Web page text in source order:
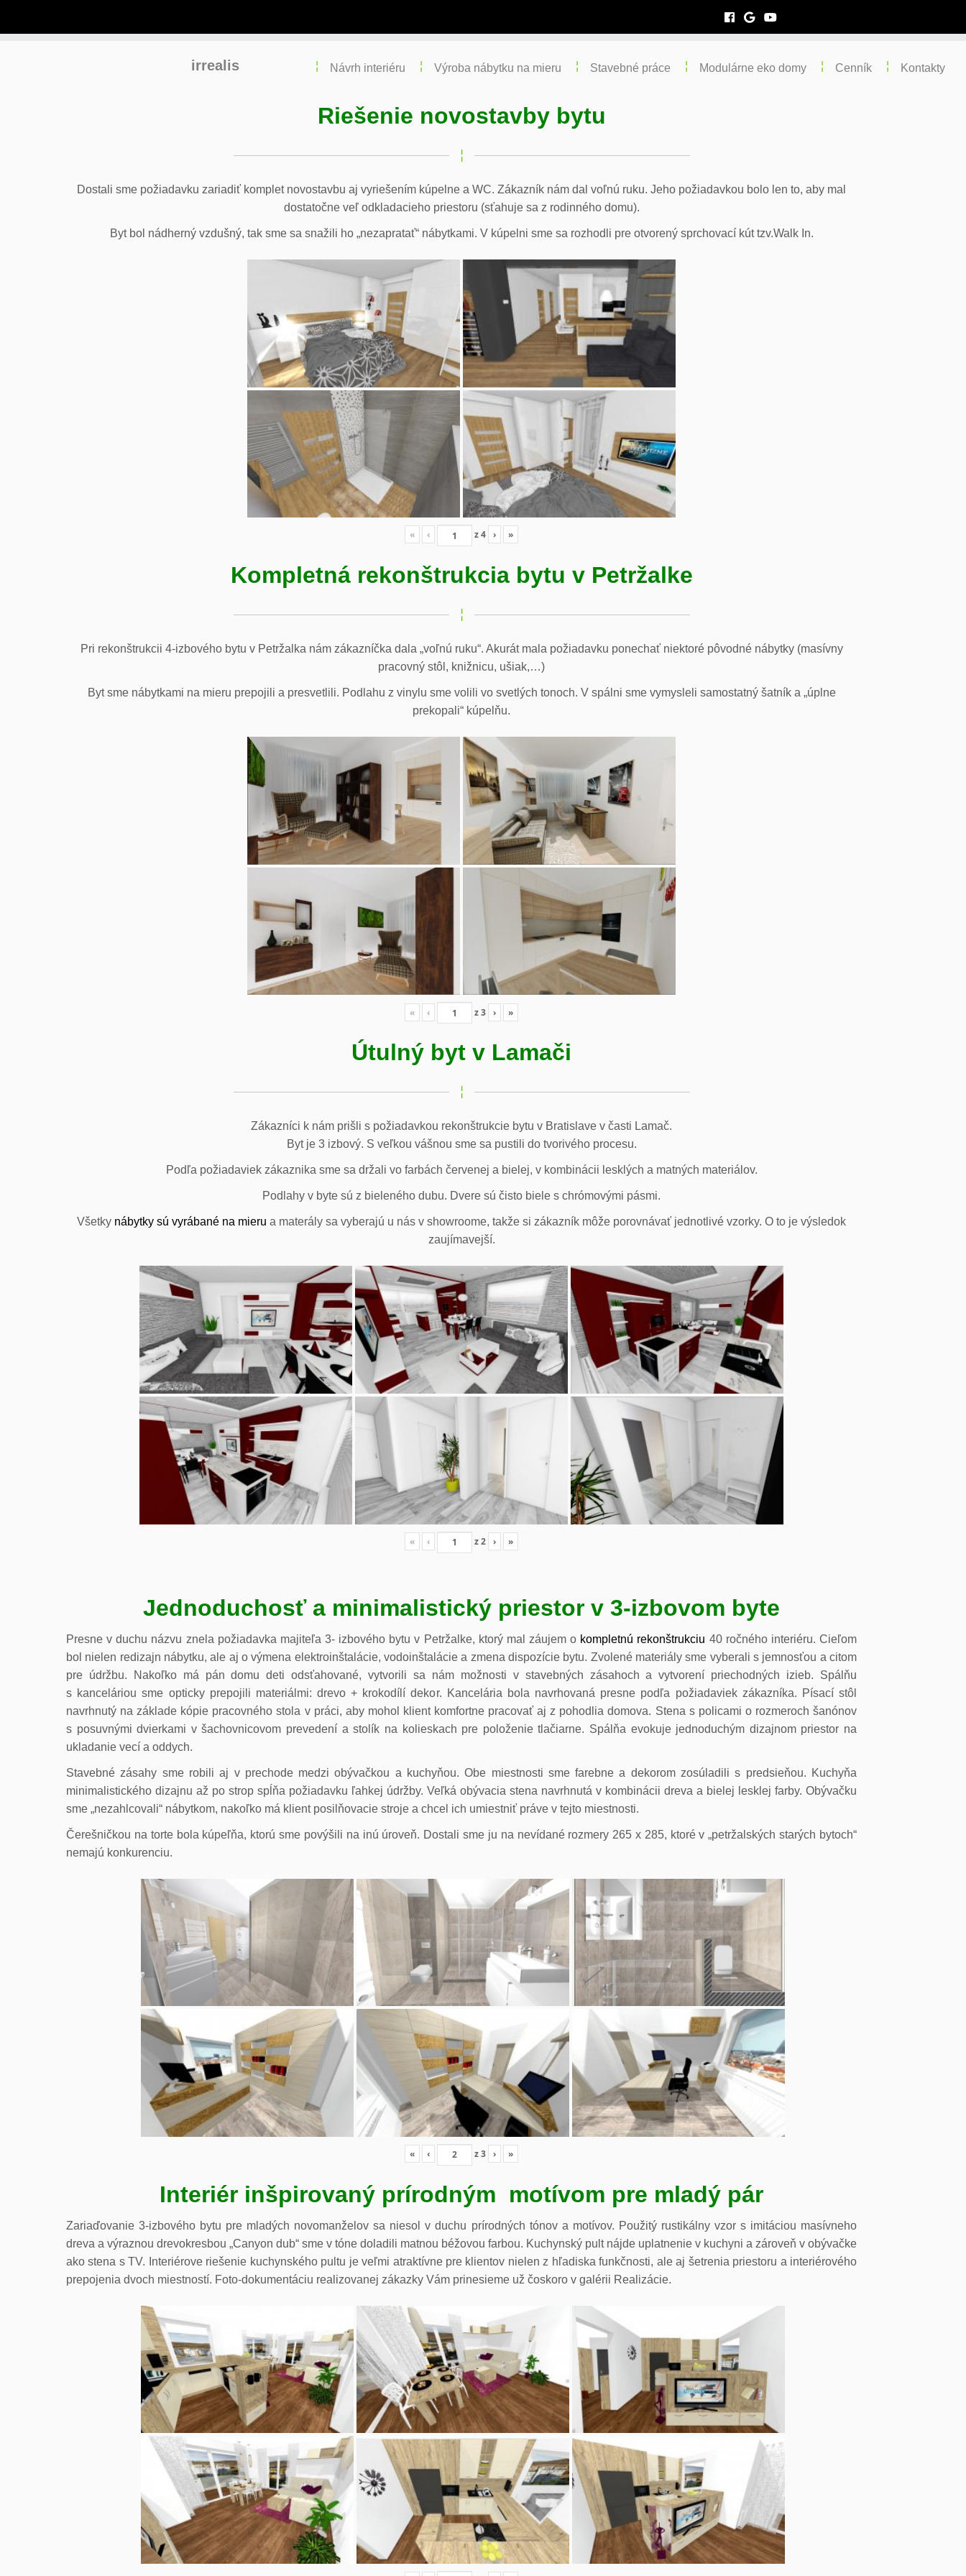
irrealis Návrh interiéru Výroba nábytku na mieru Stavebné práce Modulárne eko domy Cenník Kontakty
Riešenie novostavby bytu
Dostali sme požiadavku zariadiť komplet novostavbu aj vyriešením kúpelne a WC. Zákazník nám dal voľnú ruku. Jeho požiadavkou bolo len to, aby mal
dostatočne veľ odkladacieho priestoru (sťahuje sa z rodinného domu).
Byt bol nádherný vzdušný, tak sme sa snažili ho „nezapratať“ nábytkami. V kúpelni sme sa rozhodli pre otvorený sprchovací kút tzv.Walk In.
« ‹ z4 › »
Kompletná rekonštrukcia bytu v Petržalke
Pri rekonštrukcii 4-izbového bytu v Petržalka nám zákazníčka dala „voľnú ruku“. Akurát mala požiadavku ponechať niektoré pôvodné nábytky (masívny
pracovný stôl, knižnicu, ušiak,…)
Byt sme nábytkami na mieru prepojili a presvetlili. Podlahu z vinylu sme volili vo svetlých tonoch. V spálni sme vymysleli samostatný šatník a „úplne
prekopali“ kúpelňu.
« ‹ z3 › »
Útulný byt v Lamači
Zákazníci k nám prišli s požiadavkou rekonštrukcie bytu v Bratislave v časti Lamač.
Byt je 3 izbový. S veľkou vášnou sme sa pustili do tvorivého procesu.
Podľa požiadaviek zákaznika sme sa držali vo farbách červenej a bielej, v kombinácii lesklých a matných materiálov.
Podlahy v byte sú z bieleného dubu. Dvere sú čisto biele s chrómovými pásmi.
Všetky nábytky sú vyrábané na mieru a materály sa vyberajú u nás v showroome, takže si zákazník môže porovnávať jednotlivé vzorky. O to je výsledok
zaujímavejší.
« ‹ z2 › »
Jednoduchosť a minimalistický priestor v 3-izbovom byte
Presne v duchu názvu znela požiadavka majiteľa 3- izbového bytu v Petržalke, ktorý mal záujem o kompletnú rekonštrukciu 40 ročného interiéru. Cieľom
bol nielen redizajn nábytku, ale aj o výmena elektroinštalácie, vodoinštalácie a zmena dispozície bytu. Zvolené materiály sme vyberali s jemnosťou a citom
pre údržbu. Nakoľko má pán domu deti odsťahované, vytvorili sa nám možnosti v stavebných zásahoch a vytvorení priechodných izieb. Spálňu
s kanceláriou sme opticky prepojili materiálmi: drevo + krokodílí dekor. Kancelária bola navrhovaná presne podľa požiadaviek zákazníka. Písací stôl
navrhnutý na základe kópie pracovného stola v práci, aby mohol klient komfortne pracovať aj z pohodlia domova. Stena s policami o rozmeroch šanónov
s posuvnými dvierkami v šachovnicovom prevedení a stolík na kolieskach pre položenie tlačiarne. Spálňa evokuje jednoduchým dizajnom priestor na
ukladanie vecí a oddych.
Stavebné zásahy sme robili aj v prechode medzi obývačkou a kuchyňou. Obe miestnosti sme farebne a dekorom zosúladili s predsieňou. Kuchyňa
minimalistického dizajnu až po strop spĺňa požiadavku ľahkej údržby. Veľká obývacia stena navrhnutá v kombinácii dreva a bielej lesklej farby. Obývačku
sme „nezahlcovali“ nábytkom, nakoľko má klient posilňovacie stroje a chcel ich umiestniť práve v tejto miestnosti.
Čerešničkou na torte bola kúpeľňa, ktorú sme povýšili na inú úroveň. Dostali sme ju na nevídané rozmery 265 x 285, ktoré v „petržalských starých bytoch“
nemajú konkurenciu.
« ‹ z3 › »
Interiér inšpirovaný prírodným motívom pre mladý pár
Zariaďovanie 3-izbového bytu pre mladých novomanželov sa niesol v duchu prírodných tónov a motívov. Použitý rustikálny vzor s imitáciou masívneho
dreva a výraznou drevokresbou „Canyon dub“ sme v tóne doladili matnou béžovou farbou. Kuchynský pult nájde uplatnenie v kuchyni a zároveň v obývačke
ako stena s TV. Interiérove riešenie kuchynského pultu je veľmi atraktívne pre klientov nielen z hľadiska funkčnosti, ale aj šetrenia priestoru a interiérového
prepojenia dvoch miestností. Foto-dokumentáciu realizovanej zákazky Vám prinesieme už čoskoro v galérii Realizácie.